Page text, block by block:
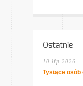
Ostatnie
10 lip 2026
Tysiące osób